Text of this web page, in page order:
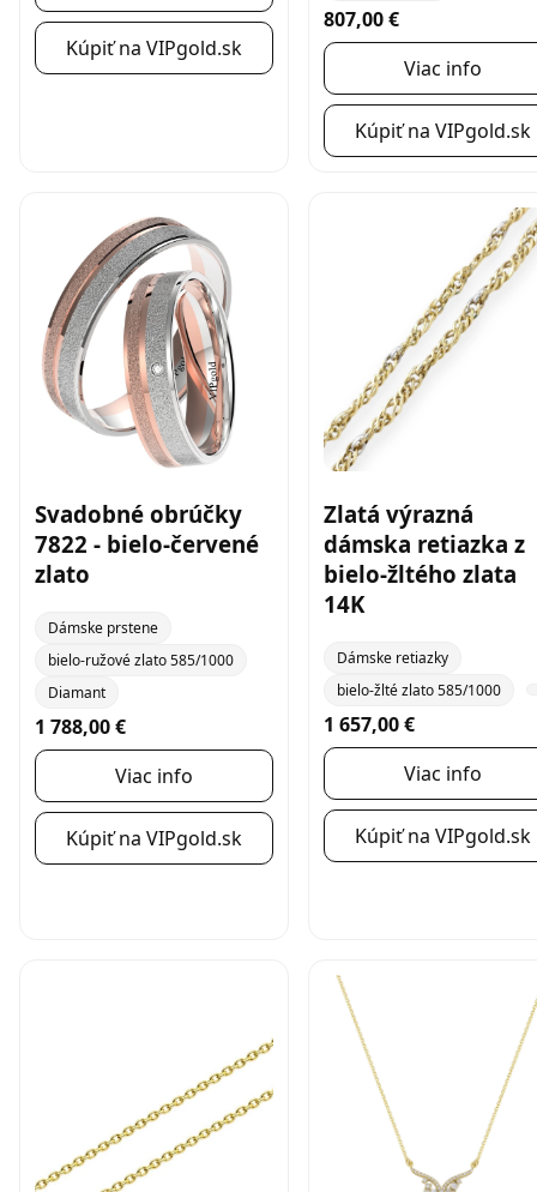
Kúpiť na VIPgold.sk
807,00 €
Viac info
Kúpiť na VIPgold.sk
Svadobné obrúčky
7822 - bielo-červené
zlato
Dámske prstene
bielo-ružové zlato 585/1000
Diamant
1 788,00 €
Viac info
Kúpiť na VIPgold.sk
Zlatá výrazná
dámska retiazka z
bielo-žltého zlata
14K
Dámske retiazky
bielo-žlté zlato 585/1000
1 657,00 €
Viac info
Kúpiť na VIPgold.sk